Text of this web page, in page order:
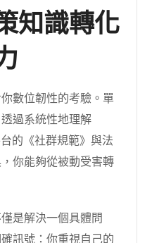
知識轉化
數位韌性的考驗。單
過系統性地理解
的《社群規範》與法
你能夠從被動受害轉
是解決一個具體問
訊號：你重視自己的